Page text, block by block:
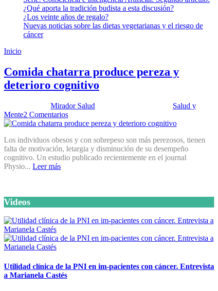
¿Qué aporta la tradición budista a esta discusión?
¿Los veinte años de regalo?
Nuevas noticias sobre las dietas vegetarianas y el riesgo de
cáncer
Inicio
Comida chatarra produce pereza y
deterioro cognitivo
Mirador Salud
Salud y
Mente2 Comentarios
Los individuos obesos y con sobrepeso son más perezosos, tienen
falta de motivación, letargia y disminución de su desempeño
cognitivo. Un estudio publicado recientemente en el journal
Physio... Leer más
Videos
Utilidad clínica de la PNI en im-pacientes con cáncer. Entrevista
a Marianela Castés